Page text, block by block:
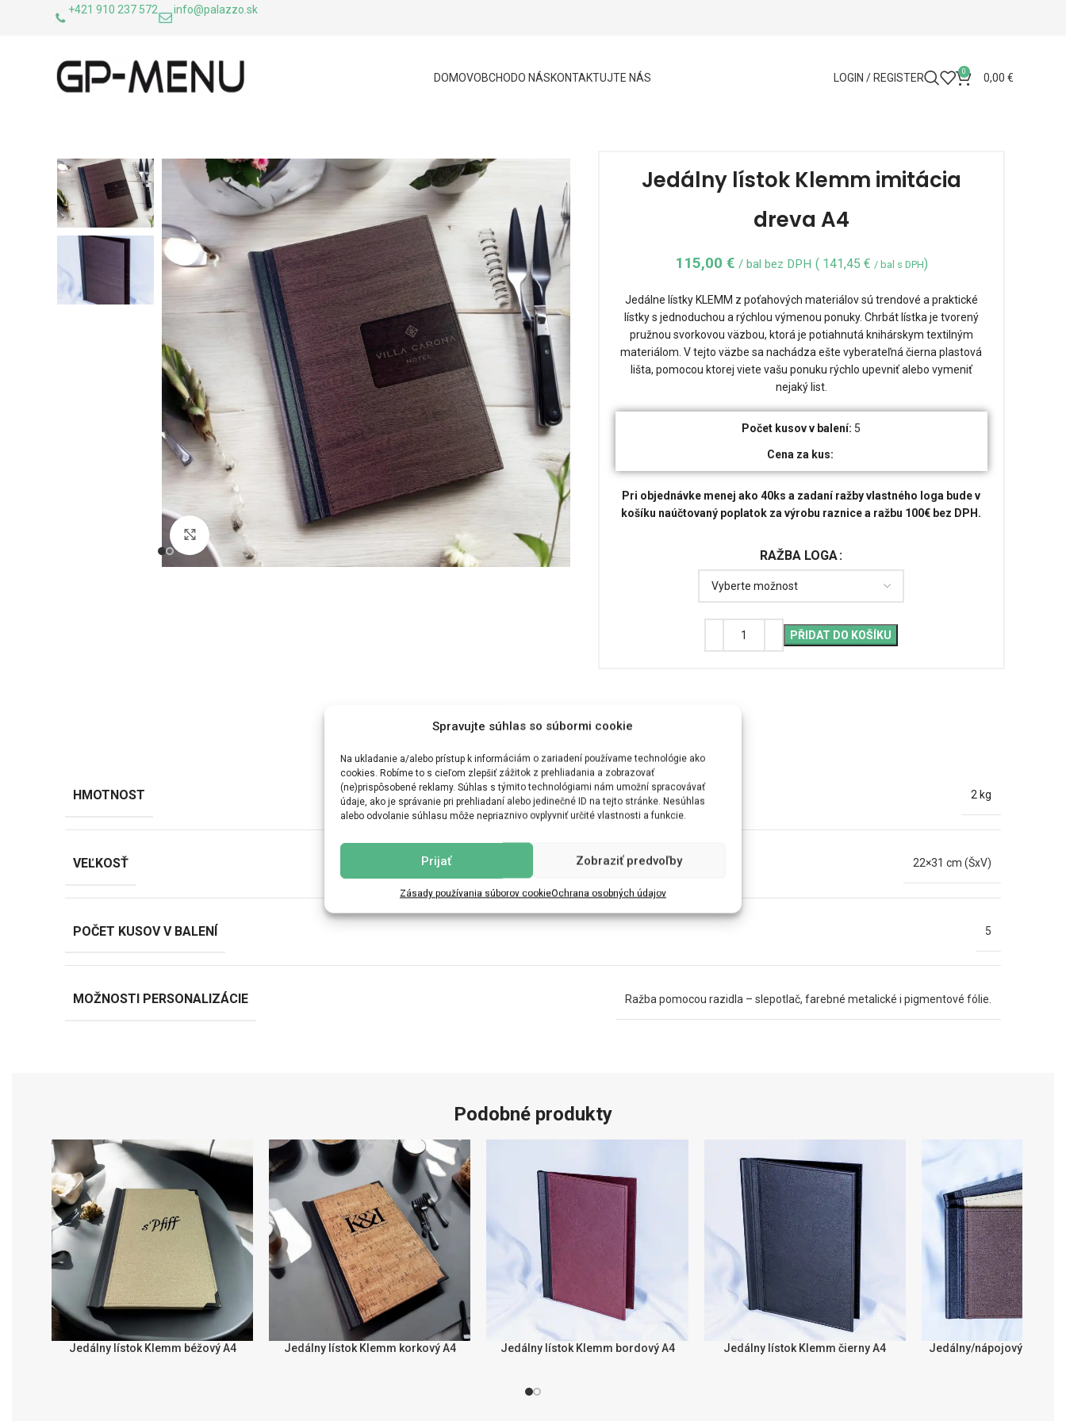
Spravujte súhlas so súbormi cookie
Na ukladanie a/alebo prístup k informáciám o zariadení používame technológie ako
cookies. Robíme to s cieľom zlepšiť zážitok z prehliadania a zobrazovať
(ne)prispôsobené reklamy. Súhlas s týmito technológiami nám umožní spracovávať
údaje, ako je správanie pri prehliadaní alebo jedinečné ID na tejto stránke. Nesúhlas
alebo odvolanie súhlasu môže nepriaznivo ovplyvniť určité vlastnosti a funkcie.
Prijať Zobraziť predvoľby
Zásady používania súborov cookieOchrana osobných údajov
+421 910 237 572 info@palazzo.sk
DOMOVOBCHODO NÁSKONTAKTUJTE NÁS LOGIN / REGISTER 0 0,00 €
Click to enlarge
Jedálny lístok Klemm imitácia
dreva A4
115,00 € / bal bez DPH ( 141,45 € / bal s DPH)
Jedálne lístky KLEMM z poťahových materiálov sú trendové a praktické
lístky s jednoduchou a rýchlou výmenou ponuky. Chrbát lístka je tvorený
pružnou svorkovou väzbou, ktorá je potiahnutá knihárskym textilným
materiálom. V tejto väzbe sa nachádza ešte vyberateľná čierna plastová
lišta, pomocou ktorej viete vašu ponuku rýchlo upevniť alebo vymeniť
nejaký list.
Počet kusov v balení: 5
Cena za kus:
Pri objednávke menej ako 40ks a zadaní ražby vlastného loga bude v
košíku naúčtovaný poplatok za výrobu raznice a ražbu 100€ bez DPH.
RAŽBA LOGA
PŘIDAT DO KOŠÍKU
HMOTNOST 2 kg
VEĽKOSŤ 22×31 cm (ŠxV)
POČET KUSOV V BALENÍ 5
MOŽNOSTI PERSONALIZÁCIE Ražba pomocou razidla – slepotlač, farebné metalické i pigmentové fólie.
Podobné produkty
VÝBĚR MOŽNOSTÍ
Jedálny lístok Klemm béžový A4 VÝBĚR MOŽNOSTÍ
Jedálny lístok Klemm korkový A4 VÝBĚR MOŽNOSTÍ
Jedálny lístok Klemm bordový A4 VÝBĚR MOŽNOSTÍ
Jedálny lístok Klemm čierny A4 VÝBĚR MOŽNOSTÍ
Jedálny/nápojový lístok